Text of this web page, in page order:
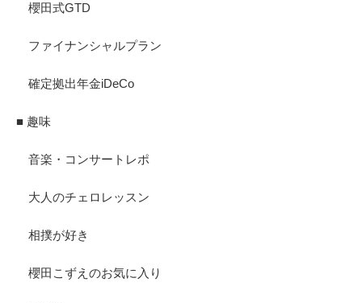
櫻田式GTD
ファイナンシャルプラン
確定拠出年金iDeCo
■ 趣味
音楽・コンサートレポ
大人のチェロレッスン
相撲が好き
櫻田こずえのお気に入り